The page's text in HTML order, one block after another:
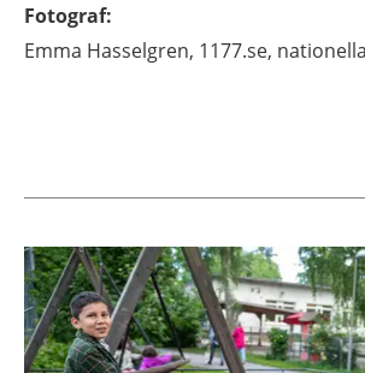
Fotograf:
Emma Hasselgren, 1177.se,
Aktuella artiklar